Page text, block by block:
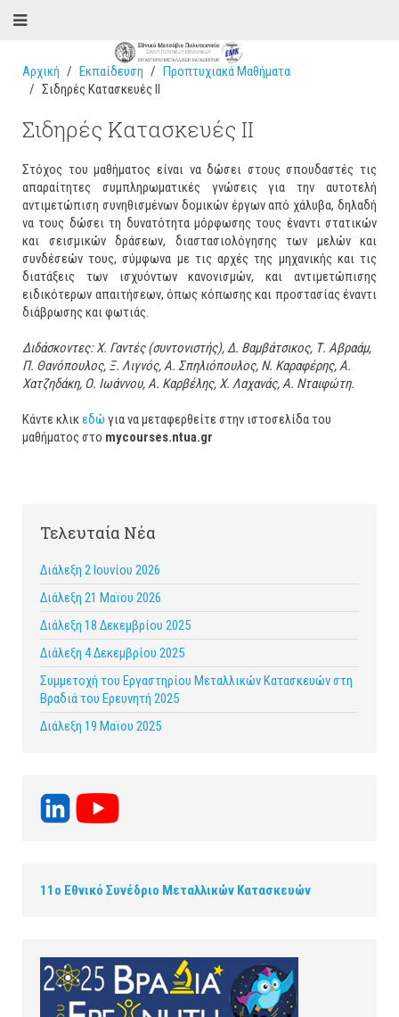
Αρχική Εκπαίδευση
Προπτυχιακά Μαθήματα
Σιδηρές Κατασκευές ΙΙ
Σιδηρές Κατασκευές ΙΙ
Στόχος του μαθήματος είναι να δώσει στους σπουδαστές τις
απαραίτητες συμπληρωματικές γνώσεις για την αυτοτελή
αντιμετώπιση συνηθισμένων δομικών έργων από χάλυβα, δηλαδή
να τους δώσει τη δυνατότητα μόρφωσης τους έναντι στατικών
και σεισμικών δράσεων, διαστασιολόγησης των μελών και
συνδέσεών τους, σύμφωνα με τις αρχές της μηχανικής και τις
διατάξεις των ισχυόντων κανονισμών, και αντιμετώπισης
ειδικότερων απαιτήσεων, όπως κόπωσης και προστασίας έναντι
διάβρωσης και φωτιάς.
Διδάσκοντες: Χ. Γαντές (συντονιστής), Δ. Βαμβάτσικος, Τ. Αβραάμ,
Π. Θανόπουλος, Ξ. Λιγνός, Α. Σπηλιόπουλος, Ν. Καραφέρης, Α.
Χατζηδάκη, Ο. Ιωάννου, Α. Καρβέλης, Χ. Λαχανάς, Α. Νταιφώτη.
Κάντε κλικεδώ για να μεταφερθείτε στην ιστοσελίδα του
μαθήματος στο mycourses.ntua.gr
Τελευταία Νέα
Διάλεξη 2 Ιουνίου 2026
Διάλεξη 21 Μαϊου 2026
Διάλεξη 18 Δεκεμβρίου 2025
Διάλεξη 4 Δεκεμβρίου 2025
Συμμετοχή του Εργαστηρίου Μεταλλικών Κατασκευών στη
Βραδιά του Ερευνητή 2025
Διάλεξη 19 Μαϊου 2025
11ο Εθνικό Συνέδριο Μεταλλικών Κατασκευών